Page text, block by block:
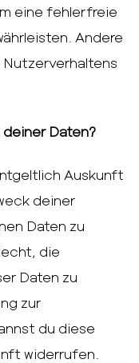
eine fehlerfreie
Andere
Nutzerverhaltens
Daten?
Auskunft
deiner
Daten zu
die
Daten zu
zur
du diese
widerrufen.